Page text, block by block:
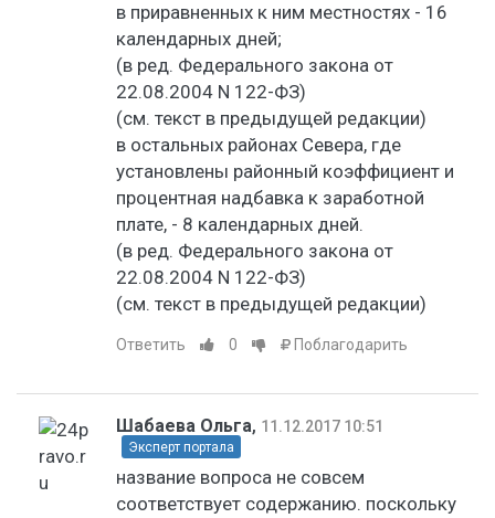
в приравненных к ним местностях - 16
календарных дней;
(в ред. Федерального закона от
22.08.2004 N 122-ФЗ)
(см. текст в предыдущей редакции)
в остальных районах Севера, где
установлены районный коэффициент и
процентная надбавка к заработной
плате, - 8 календарных дней.
(в ред. Федерального закона от
22.08.2004 N 122-ФЗ)
(см. текст в предыдущей редакции)
Ответить 0 Поблагодарить
Шабаева Ольга, 11.12.2017 10:51
Эксперт портала
название вопроса не совсем
соответствует содержанию. поскольку